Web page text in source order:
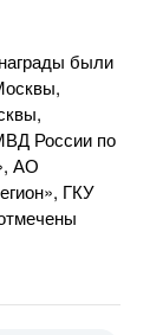
были
России по
АО
ГКУ